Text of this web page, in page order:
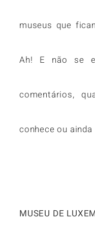
museus que
Ah! E não se
comentários,
conhece ou
MUSEU DE